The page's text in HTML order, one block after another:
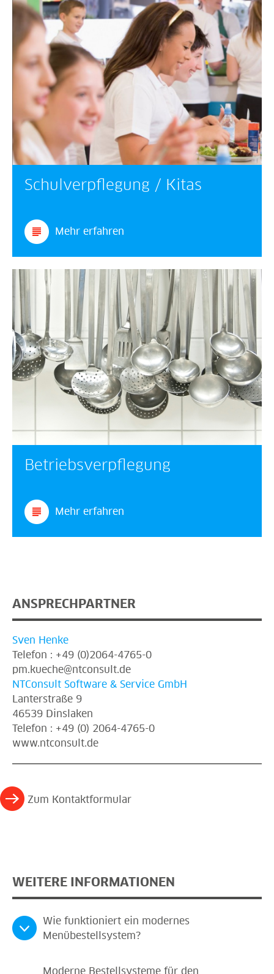
Schulverpflegung / Kitas
Mehr erfahren
Betriebsverpflegung
Mehr erfahren
ANSPRECHPARTNER
Sven Henke
Telefon : +49 (0)2064-4765-0
pm.kueche@ntconsult.de
NTConsult Software & Service GmbH
Lanterstraße 9
46539 Dinslaken
Telefon : +49 (0) 2064-4765-0
www.ntconsult.de
Zum Kontaktformular
WEITERE INFORMATIONEN
Wie funktioniert ein modernes
Menübestellsystem?
Moderne Bestellsysteme für den